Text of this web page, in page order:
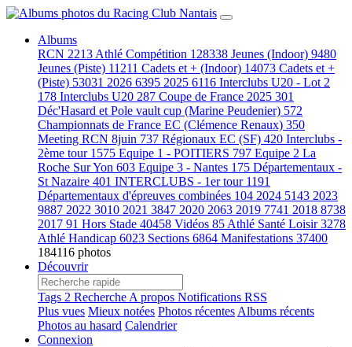
Albums
RCN 2213 Athlé Compétition 128338 Jeunes (Indoor) 9480
Jeunes (Piste) 11211 Cadets et + (Indoor) 14073 Cadets et +
(Piste) 53031 2026 6395 2025 6116 Interclubs U20 - Lot 2
178 Interclubs U20 287 Coupe de France 2025 301
Déc'Hasard et Pole vault cup (Marine Peudenier) 572
Championnats de France EC (Clémence Renaux) 350
Meeting RCN 8juin 737 Régionaux EC (SF) 420 Interclubs -
2ème tour 1575 Equipe 1 - POITIERS 797 Equipe 2 La
Roche Sur Yon 603 Equipe 3 - Nantes 175 Départementaux -
St Nazaire 401 INTERCLUBS - 1er tour 1191
Départementaux d'épreuves combinées 104 2024 5143 2023
9887 2022 3010 2021 3847 2020 2063 2019 7741 2018 8738
2017 91 Hors Stade 40458 Vidéos 85 Athlé Santé Loisir3278
Athlé Handicap 6023 Sections 6864 Manifestations 37400
184116 photos
Découvrir
Tags 2 Recherche A propos Notifications RSS
Plus vues Mieux notées Photos récentes Albums récents
Photos au hasard Calendrier
Connexion